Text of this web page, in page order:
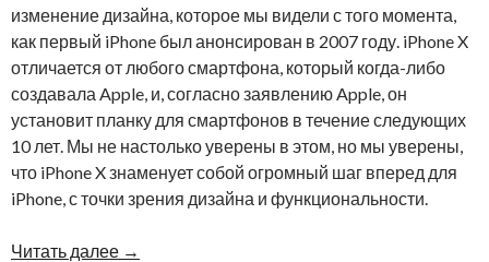
изменение дизайна, которое мы видели с того момента,
как первый iPhone был анонсирован в 2007 году. iPhone X
отличается от любого смартфона, который когда-либо
создавала Apple, и, согласно заявлению Apple, он
установит планку для смартфонов в течение следующих
10 лет. Мы не настолько уверены в этом, но мы уверены,
что iPhone X знаменует собой огромный шаг вперед для
iPhone, с точки зрения дизайна и функциональности.
Читать далее →